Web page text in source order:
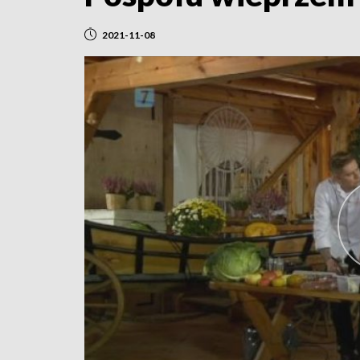
2021-11-08